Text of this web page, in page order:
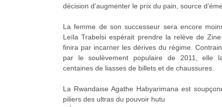
décision d’augmenter le prix du pain, source
La femme de son successeur sera encore
Leïla Trabelsi espérait prendre la relève de
finira par incarner les dérives du régime.
par le soulèvement populaire de 2011, elle
centaines de liasses de billets et de chaussures.
La Rwandaise Agathe Habyarimana est
piliers des ultras du pouvoir hutu